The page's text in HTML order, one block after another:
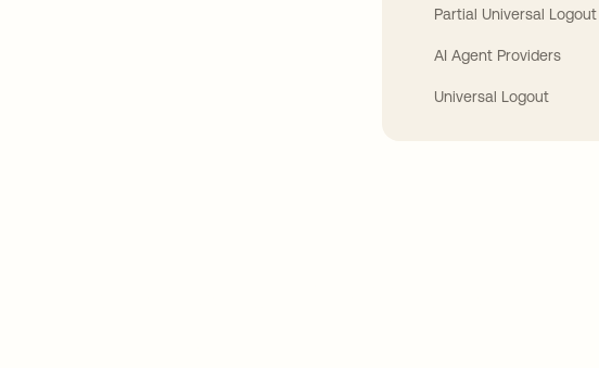
Partial Universal Logout
AI Agent Providers
Universal Logout